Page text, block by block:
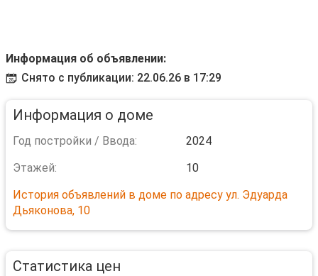
Информация об объявлении:
Снято с публикации: 22.06.26 в 17:29
Информация о доме
Год постройки / Ввода:
2024
Этажей:
10
История объявлений в доме по адресу ул. Эдуарда
Дьяконова, 10
Статистика цен